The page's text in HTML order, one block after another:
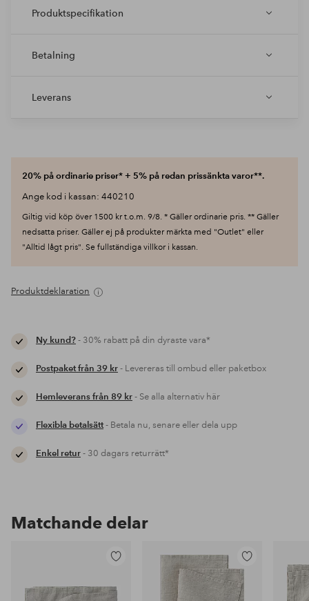
Produktspecifikation
Betalning
Leverans
20% på ordinarie priser* + 5% på redan prissänkta varor**.
Ange kod i kassan: 440210
Giltig vid köp över 1500 kr t.o.m. 9/8. * Gäller ordinarie pris. ** Gäller
nedsatta priser. Gäller ej på produkter märkta med "Outlet" eller
"Alltid lågt pris". Se fullständiga villkor i kassan.
Produktdeklaration
Ny kund?- 30% rabatt på din dyraste vara*
Postpaket från 39 kr- Levereras till ombud eller paketbox
Hemleverans från 89 kr- Se alla alternativ här
Flexibla betalsätt- Betala nu, senare eller dela upp
Enkel retur- 30 dagars returrätt*
Matchande delar
i
Lägg
till
i